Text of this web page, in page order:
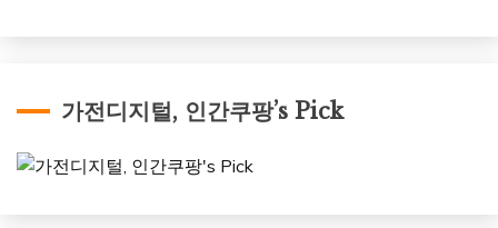
가전디지털, 인간쿠팡’s Pick